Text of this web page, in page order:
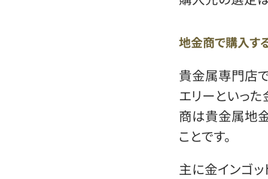
地金商で購入す
貴金属専門店
エリーといっ
商は貴金属地
ことです。
主に金インゴ